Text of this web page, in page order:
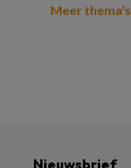
Meer thema's